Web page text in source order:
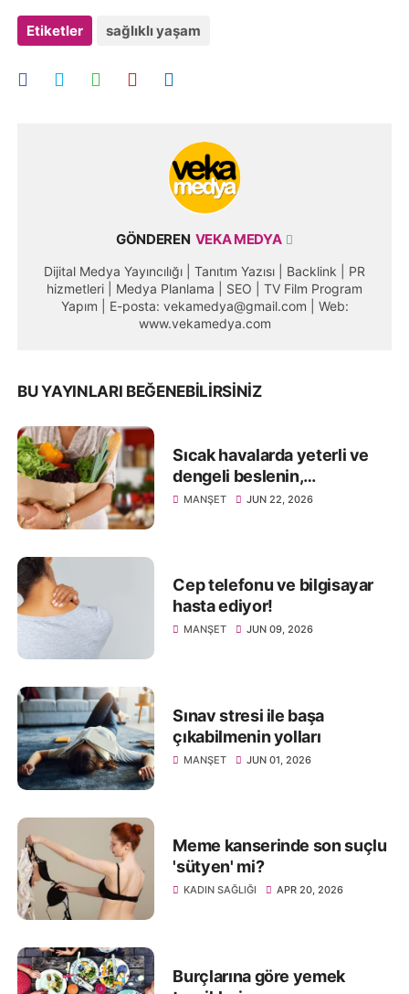
Etiketler sağlıklı yaşam
GÖNDEREN VEKA MEDYA
Dijital Medya Yayıncılığı | Tanıtım Yazısı | Backlink | PR
hizmetleri | Medya Planlama | SEO | TV Film Program
Yapım | E-posta: vekamedya@gmail.com | Web:
www.vekamedya.com
BU YAYINLARI BEĞENEBILIRSINIZ
Sıcak havalarda yeterli ve
dengeli beslenin,
sağlığınızdan olmayın
MANŞET JUN 22, 2026
Cep telefonu ve bilgisayar
hasta ediyor!
MANŞET JUN 09, 2026
Sınav stresi ile başa
çıkabilmenin yolları
MANŞET JUN 01, 2026
Meme kanserinde son suçlu
'sütyen' mi?
KADIN SAĞLIĞI APR 20, 2026
Burçlarına göre yemek